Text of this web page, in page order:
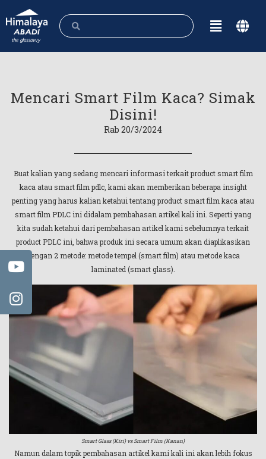
Mencari Smart Film Kaca? Simak
Disini!
Rab 20/3/2024
Buat kalian yang sedang mencari informasi terkait product smart film
kaca atau smart film pdlc, kami akan memberikan beberapa insight
penting yang harus kalian ketahui tentang product smart film kaca atau
smart film PDLC ini didalam pembahasan artikel kali ini. Seperti yang
kita sudah ketahui dari pembahasan artikel kami sebelumnya terkait
product PDLC ini, bahwa produk ini secara umum akan diaplikasikan
dengan 2 metode: metode tempel (smart film) atau metode kaca
laminated (smart glass).
Smart Glass (Kiri) vs Smart Film (Kanan)
Namun dalam topik pembahasan artikel kami kali ini akan lebih fokus